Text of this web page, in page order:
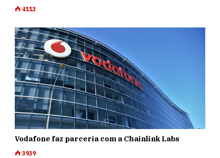
4113
Vodafone faz parceria com a Chainlink Labs
3939